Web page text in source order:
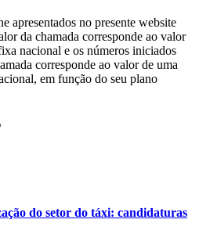
apresentados no presente website
da chamada corresponde ao valor
nacional e os números iniciados
corresponde ao valor de uma
em função do seu plano
do setor do táxi: candidaturas